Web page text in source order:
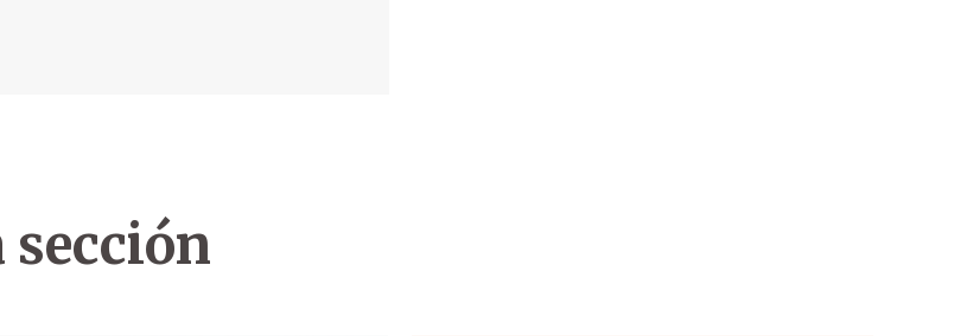
sección